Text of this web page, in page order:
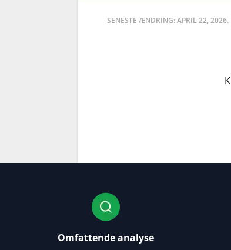
SENESTE ÆNDRING: APRIL 22, 2026.
Omfattende analyse